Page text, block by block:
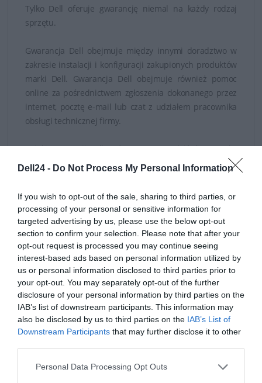
Dell24 - Do Not Process My Personal Information
If you wish to opt-out of the sale, sharing to third parties, or
processing of your personal or sensitive information for
targeted advertising by us, please use the below opt-out
section to confirm your selection. Please note that after your
opt-out request is processed you may continue seeing
interest-based ads based on personal information utilized by
us or personal information disclosed to third parties prior to
your opt-out. You may separately opt-out of the further
disclosure of your personal information by third parties on the
IAB’s list of downstream participants. This information may
also be disclosed by us to third parties on the IAB’s List of
Downstream Participants that may further disclose it to other
Personal Data Processing Opt Outs
Tylko Dell oferuje gwarancję niemal na każdy rodzaj
sprzętu.
Gwarancja Dell obejmuje między innymi doradztwo w
zakresie instalacji i konfiguracji zakupionych produktów
marki Dell. Gwarancja Dell obejmuje również pomoc
online za pośrednictwem zgłoszenia dokonanego przez
internet, pocztę e-mail lub czat z udziałem pracownika
obsługi technicznej firmy.
Dzięki gwarancji Dell można przeprowadzić diagnostykę
problemów sprzętowych i sposób ich rozwiązania, a w
razie konieczności serwis, naprawę i wymianę
wadliwych części.
Gwarancję w podanej cenie można rozszerzyć razem z
zakupionym sprzętem lub w ciągu 30 dni od momentu
zakupu.
W przypadku chęci rozszerzenia gwarancji po upływie
30 dni od momentu zakupu, kalkulacja wykonywana jest
indywidualnie. Wówczas prosimy o przesłanie numeru
Service Tag urządzenia.
procesie produkcyjnym.